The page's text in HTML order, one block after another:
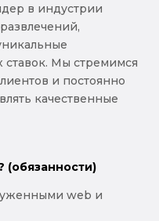
в индустрии
ставок. Мы стремимся
и постоянно
качественные
(обязанности)
web и